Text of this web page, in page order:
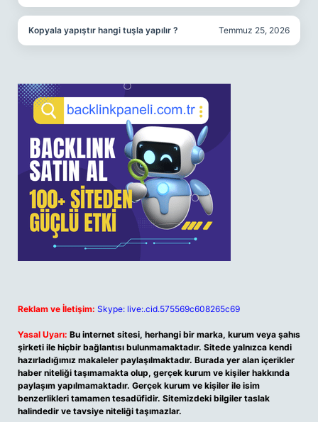
Kopyala yapıştır hangi tuşla yapılır ? Temmuz 25, 2026
Reklam ve İletişim: Skype: live:.cid.575569c608265c69
Yasal Uyarı: Bu internet sitesi, herhangi bir marka, kurum veya şahıs
şirketi ile hiçbir bağlantısı bulunmamaktadır. Sitede yalnızca kendi
hazırladığımız makaleler paylaşılmaktadır. Burada yer alan içerikler
haber niteliği taşımamakta olup, gerçek kurum ve kişiler hakkında
paylaşım yapılmamaktadır. Gerçek kurum ve kişiler ile isim
benzerlikleri tamamen tesadüfidir. Sitemizdeki bilgiler taslak
halindedir ve tavsiye niteliği taşımazlar.